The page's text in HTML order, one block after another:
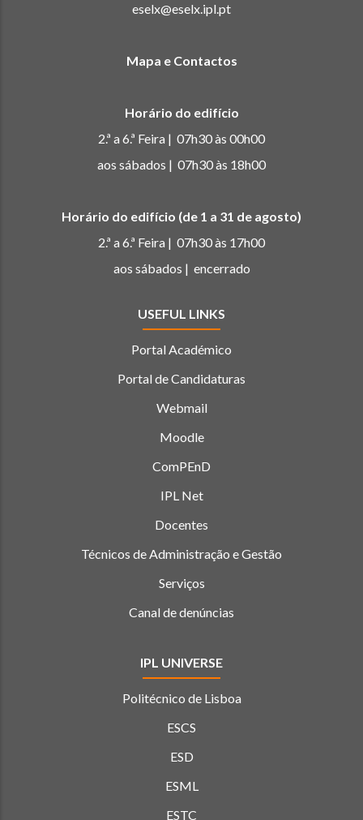
eselx@eselx.ipl.pt
Mapa e Contactos
Horário do edifício
2.ª a 6.ª Feira | 07h30 às 00h00
aos sábados | 07h30 às 18h00
Horário do edifício (de 1 a 31 de agosto)
2.ª a 6.ª Feira | 07h30 às 17h00
aos sábados | encerrado
USEFUL LINKS
Portal Académico
Portal de Candidaturas
Webmail
Moodle
ComPEnD
IPL Net
Docentes
Técnicos de Administração e Gestão
Serviços
Canal de denúncias
IPL UNIVERSE
Politécnico de Lisboa
ESCS
ESD
ESML
ESTC